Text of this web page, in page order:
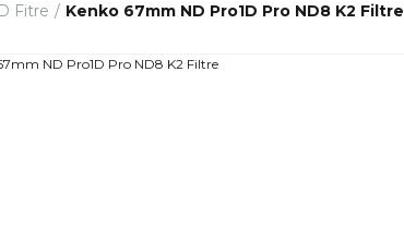
Fitre Kenko 67mm ND Pro1D Pro ND8 K2 Filtre